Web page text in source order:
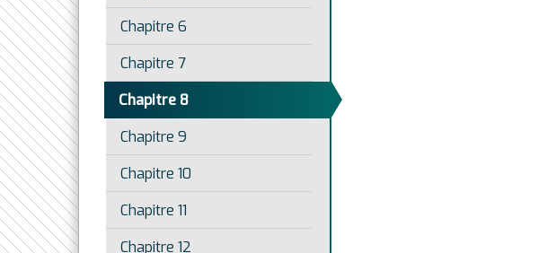
Chapitre 6
Chapitre 7
Chapitre 8
Chapitre 9
Chapitre 10
Chapitre 11
Chapitre 12